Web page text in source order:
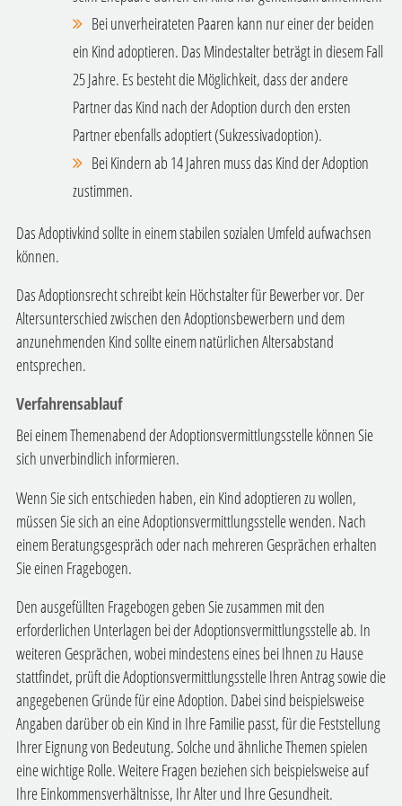
Bei unverheirateten Paaren kann nur einer der beiden
ein Kind adoptieren. Das Mindestalter beträgt in diesem Fall
25 Jahre. Es besteht die Möglichkeit, dass der andere
Partner das Kind nach der Adoption durch den ersten
Partner ebenfalls adoptiert (Sukzessivadoption).
Bei Kindern ab 14 Jahren muss das Kind der Adoption
zustimmen.
Das Adoptivkind sollte in einem stabilen sozialen Umfeld aufwachsen
können.
Das Adoptionsrecht schreibt kein Höchstalter für Bewerber vor. Der
Altersunterschied zwischen den Adoptionsbewerbern und dem
anzunehmenden Kind sollte einem natürlichen Altersabstand
entsprechen.
Verfahrensablauf
Bei einem Themenabend der Adoptionsvermittlungsstelle können Sie
sich unverbindlich informieren.
Wenn Sie sich entschieden haben, ein Kind adoptieren zu wollen,
müssen Sie sich an eine Adoptionsvermittlungsstelle wenden. Nach
einem Beratungsgespräch oder nach mehreren Gesprächen erhalten
Sie einen Fragebogen.
Den ausgefüllten Fragebogen geben Sie zusammen mit den
erforderlichen Unterlagen bei der Adoptionsvermittlungsstelle ab. In
weiteren Gesprächen, wobei mindestens eines bei Ihnen zu Hause
stattfindet, prüft die Adoptionsvermittlungsstelle Ihren Antrag sowie die
angegebenen Gründe für eine Adoption. Dabei sind beispielsweise
Angaben darüber ob ein Kind in Ihre Familie passt, für die Feststellung
Ihrer Eignung von Bedeutung. Solche und ähnliche Themen spielen
eine wichtige Rolle. Weitere Fragen beziehen sich beispielsweise auf
Ihre Einkommensverhältnisse, Ihr Alter und Ihre Gesundheit.